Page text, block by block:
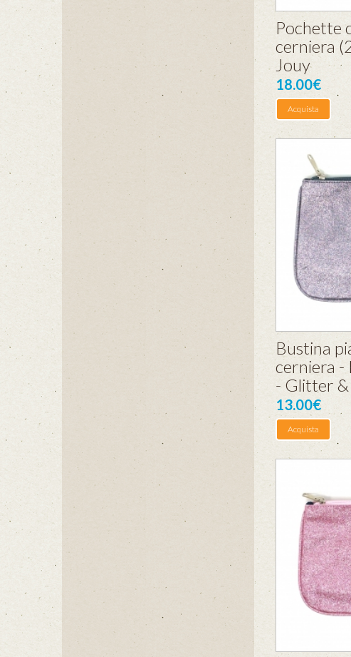
Pochette
cerniera
Jouy
18.00€
Acquista
Bustina
cerniera -
- Glitter
13.00€
Acquista